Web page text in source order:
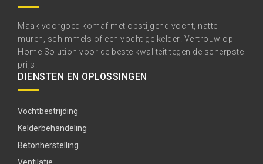
Maak voorgoed komaf met opstijgend vocht, natte
muren, schimmels of een vochtige kelder! Vertrouw op
Home Solution voor de beste kwaliteit tegen de scherpste
prijs.
DIENSTEN EN OPLOSSINGEN
Vochtbestrijding
Kelderbehandeling
Betonherstelling